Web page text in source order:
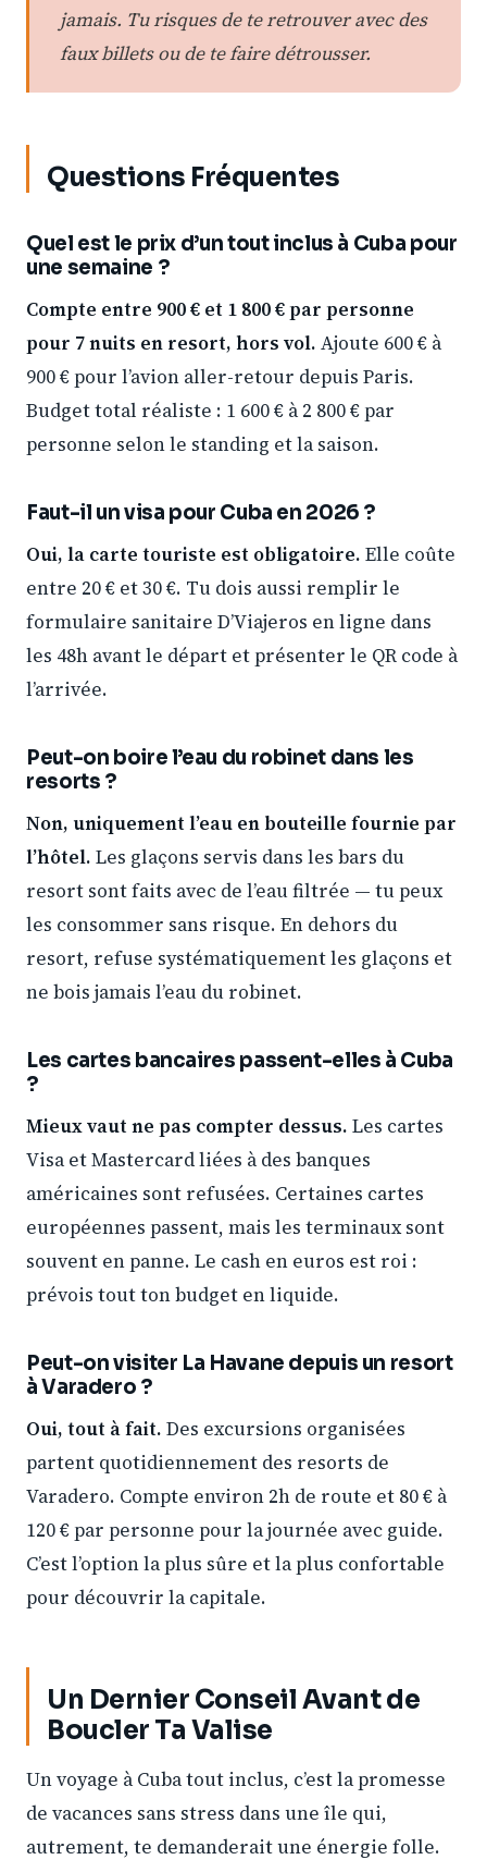
jamais. Tu risques de te retrouver avec des
faux billets ou de te faire détrousser.
Questions Fréquentes
Quel est le prix d’un tout inclus à Cuba pour
une semaine ?
Compte entre 900 € et 1 800 € par personne
pour 7 nuits en resort, hors vol. Ajoute 600 € à
900 € pour l’avion aller-retour depuis Paris.
Budget total réaliste : 1 600 € à 2 800 € par
personne selon le standing et la saison.
Faut-il un visa pour Cuba en 2026 ?
Oui, la carte touriste est obligatoire. Elle coûte
entre 20 € et 30 €. Tu dois aussi remplir le
formulaire sanitaire D’Viajeros en ligne dans
les 48h avant le départ et présenter le QR code à
l’arrivée.
Peut-on boire l’eau du robinet dans les
resorts ?
Non, uniquement l’eau en bouteille fournie par
l’hôtel. Les glaçons servis dans les bars du
resort sont faits avec de l’eau filtrée — tu peux
les consommer sans risque. En dehors du
resort, refuse systématiquement les glaçons et
ne bois jamais l’eau du robinet.
Les cartes bancaires passent-elles à Cuba
?
Mieux vaut ne pas compter dessus. Les cartes
Visa et Mastercard liées à des banques
américaines sont refusées. Certaines cartes
européennes passent, mais les terminaux sont
souvent en panne. Le cash en euros est roi :
prévois tout ton budget en liquide.
Peut-on visiter La Havane depuis un resort
à Varadero ?
Oui, tout à fait. Des excursions organisées
partent quotidiennement des resorts de
Varadero. Compte environ 2h de route et 80 € à
120 € par personne pour la journée avec guide.
C’est l’option la plus sûre et la plus confortable
pour découvrir la capitale.
Un Dernier Conseil Avant de
Boucler Ta Valise
Un voyage à Cuba tout inclus, c’est la promesse
de vacances sans stress dans une île qui,
autrement, te demanderait une énergie folle.